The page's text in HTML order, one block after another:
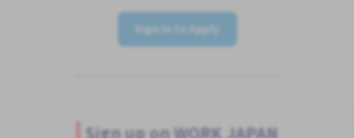
Sign In to Apply
Sign up on WORK JAPAN